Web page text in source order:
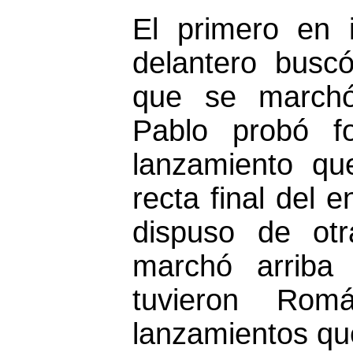
El primero en
delantero
que se
Pablo probó
lanzamiento
recta final del
dispuso de
marchó
tuvieron
lanzamientos